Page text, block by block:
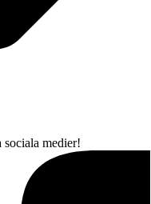
sociala medier!